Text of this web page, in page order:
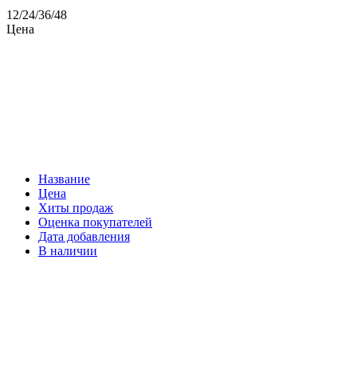
12/24/36/48
Цена
Название
Цена
Хиты продаж
Оценка покупателей
Дата добавления
В наличии